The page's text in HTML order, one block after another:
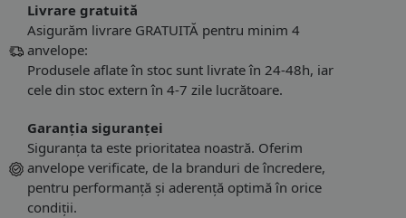
Livrare gratuită
Asigurăm livrare GRATUITĂ pentru minim 4
anvelope:
Produsele aflate în stoc sunt livrate în 24-48h, iar
cele din stoc extern în 4-7 zile lucrătoare.
Garanția siguranței
Siguranța ta este prioritatea noastră. Oferim
anvelope verificate, de la branduri de încredere,
pentru performanță și aderență optimă în orice
condiții.